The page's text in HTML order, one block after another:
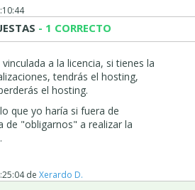
- 1 CORRECTO
a la licencia, si tienes la
tendrás el hosting,
el hosting.
que yo haría si fuera de
de "obligarnos" a realizar la
de Xerardo D.